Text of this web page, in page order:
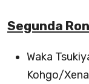
Segunda
Waka
Kohgo/Xena